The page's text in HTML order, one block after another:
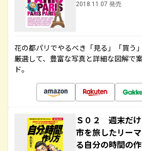
2018.11.07 発売
花の都パリでやるべき「見る」「買う
厳選して、豊富な写真と詳細な図解で
ド。
Ｓ０２ 週末だ
市を旅したリー
る自分の時間の